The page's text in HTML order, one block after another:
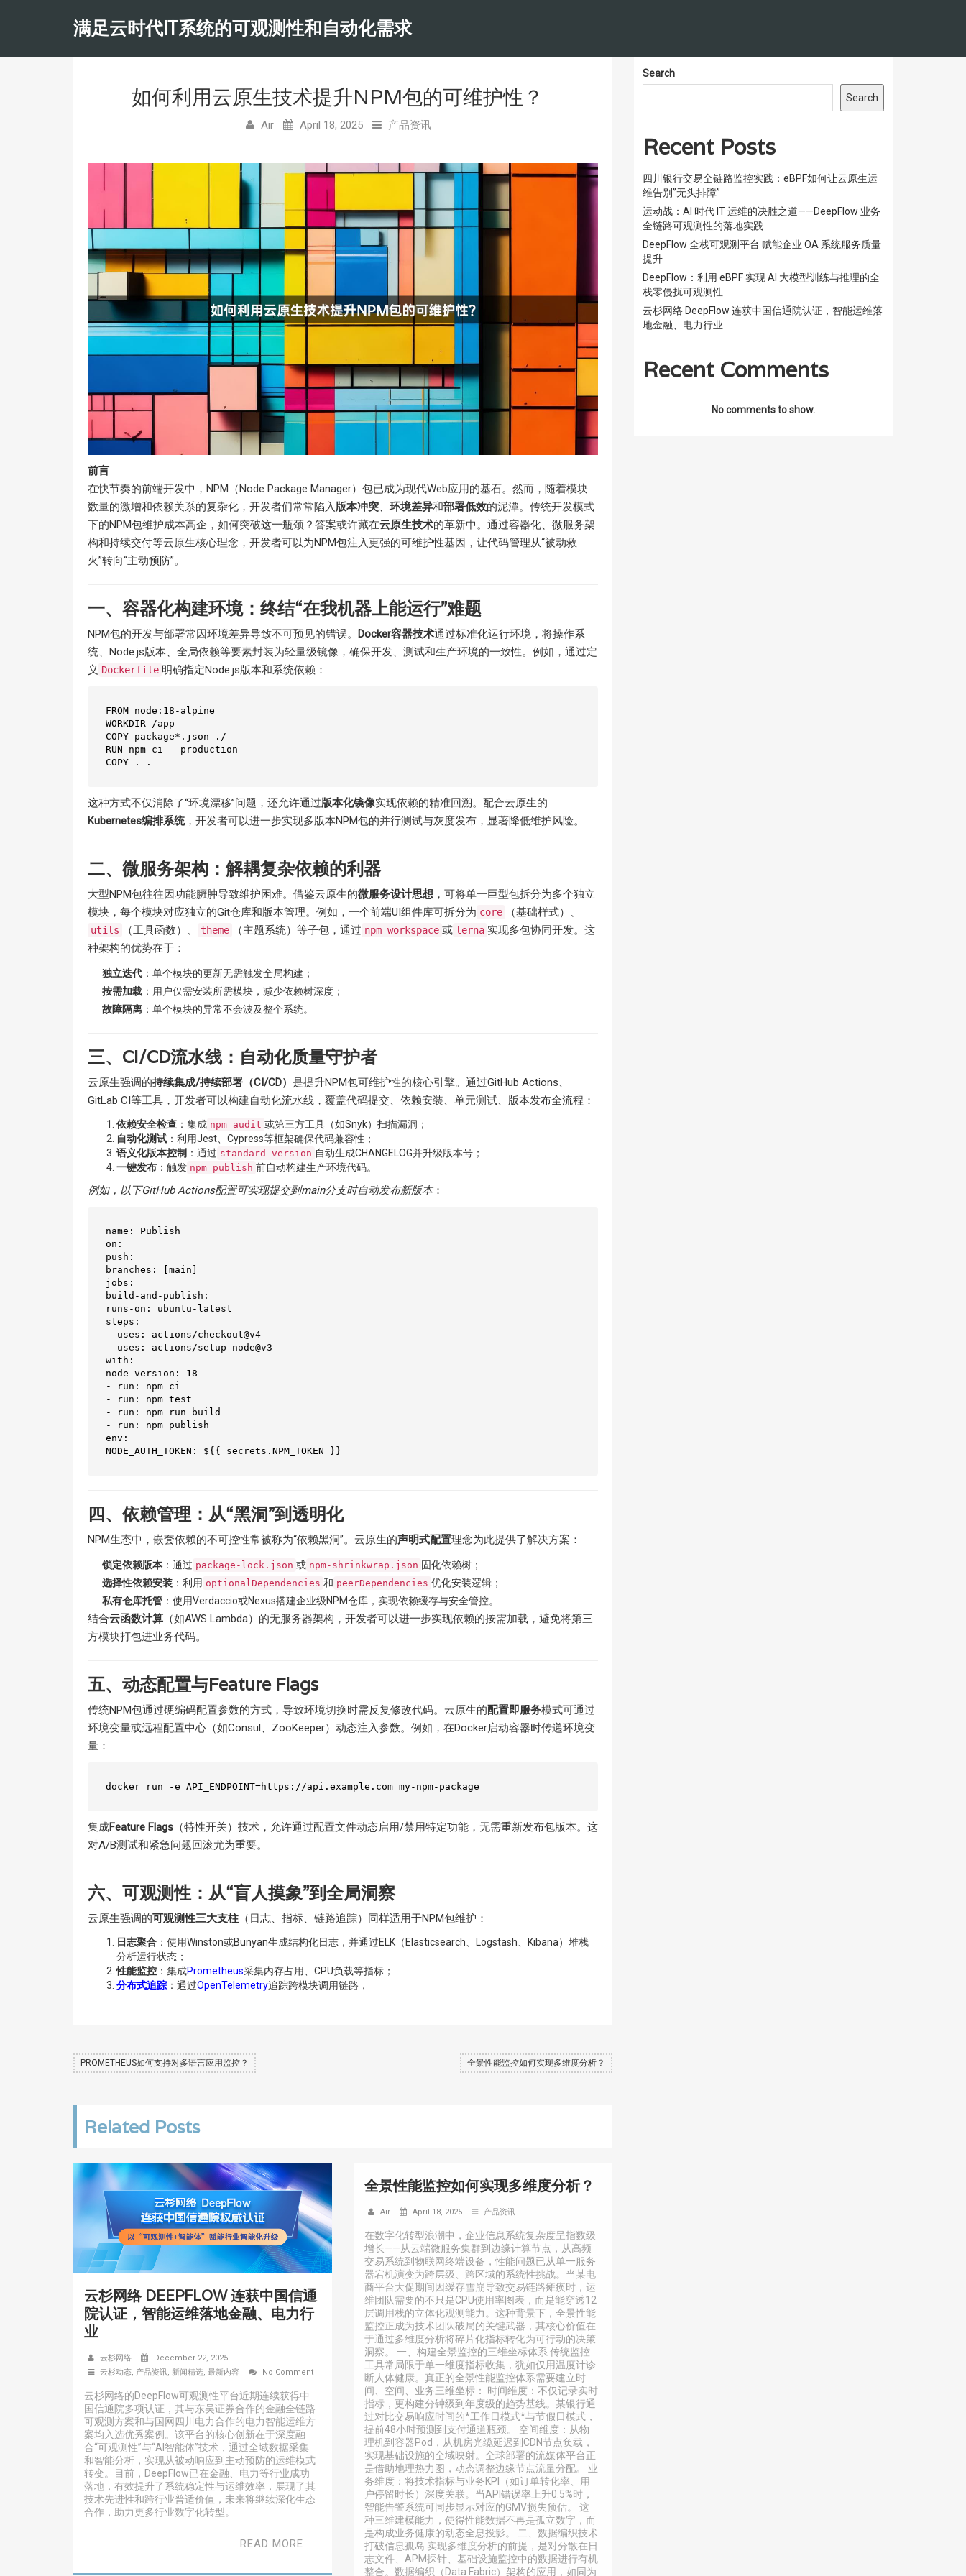
满足云时代IT系统的可观测性和自动化需求
如何利用云原生技术提升NPM包的可维护性？
Air April 18, 2025 产品资讯
前言
在快节奏的前端开发中，NPM（Node Package Manager）包已成为现代Web应用的基石。然而，随着模块
数量的激增和依赖关系的复杂化，开发者们常常陷入版本冲突、 环境差异和部署低效的泥潭。传统开发模式
下的NPM包维护成本高企，如何突破这一瓶颈？答案或许藏在云原生技术的革新中。通过容器化、微服务架
构和持续交付等云原生核心理念，开发者可以为NPM包注入更强的可维护性基因，让代码管理从“被动救
火”转向“主动预防”。
一、容器化构建环境：终结“在我机器上能运行”难题
NPM包的开发与部署常因环境差异导致不可预见的错误。 Docker容器技术通过标准化运行环境，将操作系
统、Node.js版本、全局依赖等要素封装为轻量级镜像，确保开发、测试和生产环境的一致性。例如，通过定
义 Dockerfile 明确指定Node.js版本和系统依赖：
FROM node:18-alpine
WORKDIR /app
COPY package*.json ./
RUN npm ci --production
这种方式不仅消除了“环境漂移”问题，还允许通过版本化镜像实现依赖的精准回溯。配合云原生的
Kubernetes编排系统，开发者可以进一步实现多版本NPM包的并行测试与灰度发布，显著降低维护风险。
二、微服务架构：解耦复杂依赖的利器
大型NPM包往往因功能臃肿导致维护困难。借鉴云原生的微服务设计思想 ，可将单一巨型包拆分为多个独立
模块，每个模块对应独立的Git仓库和版本管理。例如，一个前端UI组件库可拆分为 core （基础样式）、
utils （工具函数）、 theme （主题系统）等子包，通过 npm workspace 或 lerna 实现多包协同开发。这
种架构的优势在于：
独立迭代 ：单个模块的更新无需触发全局构建；
按需加载 ：用户仅需安装所需模块，减少依赖树深度；
故障隔离 ：单个模块的异常不会波及整个系统。
三、CI/CD流水线：自动化质量守护者
云原生强调的持续集成/持续部署（CI/CD） 是提升NPM包可维护性的核心引擎。通过GitHub Actions、
GitLab CI等工具，开发者可以构建自动化流水线，覆盖代码提交、依赖安装、单元测试、版本发布全流程：
依赖安全检查 ：集成 npm audit 或第三方工具（如Snyk）扫描漏洞；
自动化测试 ：利用Jest、Cypress等框架确保代码兼容性；
语义化版本控制 ：通过 standard-version 自动生成CHANGELOG并升级版本号；
一键发布 ：触发 npm publish 前自动构建生产环境代码。
例如，以下GitHub Actions配置可实现提交到main分支时自动发布新版本：
name: Publish
on:
push:
branches: [main]
jobs:
build-and-publish:
runs-on: ubuntu-latest
steps:
- uses: actions/checkout@v4
- uses: actions/setup-node@v3
with:
node-version: 18
- run: npm ci
- run: npm test
- run: npm run build
- run: npm publish
env:
四、依赖管理：从“黑洞”到透明化
NPM生态中，嵌套依赖的不可控性常被称为“依赖黑洞”。云原生的声明式配置理念为此提供了解决方案：
锁定依赖版本 ：通过 package-lock.json 或 npm-shrinkwrap.json 固化依赖树；
选择性依赖安装 ：利用 optionalDependencies 和 peerDependencies 优化安装逻辑；
私有仓库托管 ：使用Verdaccio或Nexus搭建企业级NPM仓库，实现依赖缓存与安全管控。
结合云函数计算 （如AWS Lambda）的无服务器架构，开发者可以进一步实现依赖的按需加载，避免将第三
方模块打包进业务代码。
五、动态配置与Feature Flags
传统NPM包通过硬编码配置参数的方式，导致环境切换时需反复修改代码。云原生的配置即服务模式可通过
环境变量或远程配置中心（如Consul、ZooKeeper）动态注入参数。例如，在Docker启动容器时传递环境变
量：
集成Feature Flags （特性开关）技术，允许通过配置文件动态启用/禁用特定功能，无需重新发布包版本。这
对A/B测试和紧急问题回滚尤为重要。
六、可观测性：从“盲人摸象”到全局洞察
云原生强调的可观测性三大支柱 （日志、指标、链路追踪）同样适用于NPM包维护：
日志聚合 ：使用Winston或Bunyan生成结构化日志，并通过ELK（Elasticsearch、Logstash、Kibana）堆栈
分析运行状态；
性能监控 ：集成Prometheus采集内存占用、CPU负载等指标；
分布式追踪 ：通过OpenTelemetry追踪跨模块调用链路，
PROMETHEUS如何支持对多语言应用监控？ 全景性能监控如何实现多维度分析？
Related Posts
云杉网络 DEEPFLOW 连获中国信通
院认证，智能运维落地金融、电力行
业
云杉网络
December 22, 2025
云杉动态, 产品资讯, 新闻精选, 最新内容 No Comment
云杉网络的DeepFlow可观测性平台近期连续获得中
国信通院多项认证，其与东吴证券合作的金融全链路
可观测方案和与国网四川电力合作的电力智能运维方
案均入选优秀案例。该平台的核心创新在于深度融
合“可观测性”与“AI智能体”技术，通过全域数据采集
和智能分析，实现从被动响应到主动预防的运维模式
转变。目前，DeepFlow已在金融、电力等行业成功
落地，有效提升了系统稳定性与运维效率，展现了其
技术先进性和跨行业普适价值，未来将继续深化生态
合作，助力更多行业数字化转型。
READ MORE
全景性能监控如何实现多维度分析？
Air April 18, 2025 产品资讯
在数字化转型浪潮中，企业信息系统复杂度呈指数级
增长——从云端微服务集群到边缘计算节点，从高频
交易系统到物联网终端设备，性能问题已从单一服务
器宕机演变为跨层级、跨区域的系统性挑战。当某电
商平台大促期间因缓存雪崩导致交易链路瘫痪时，运
维团队需要的不只是CPU使用率图表，而是能穿透12
层调用栈的立体化观测能力。这种背景下，全景性能
监控正成为技术团队破局的关键武器，其核心价值在
于通过多维度分析将碎片化指标转化为可行动的决策
洞察。 一、构建全景监控的三维坐标体系 传统监控
工具常局限于单一维度指标收集，犹如仅用温度计诊
断人体健康。真正的全景性能监控体系需要建立时
间、空间、业务三维坐标： 时间维度：不仅记录实时
指标，更构建分钟级到年度级的趋势基线。某银行通
过对比交易响应时间的*工作日模式*与节假日模式，
提前48小时预测到支付通道瓶颈。 空间维度：从物
理机到容器Pod，从机房光缆延迟到CDN节点负载，
实现基础设施的全域映射。全球部署的流媒体平台正
是借助地理热力图，动态调整边缘节点流量分配。 业
务维度：将技术指标与业务KPI（如订单转化率、用
户停留时长）深度关联。当API错误率上升0.5%时，
智能告警系统可同步显示对应的GMV损失预估。 这
种三维建模能力，使得性能数据不再是孤立数字，而
是构成业务健康的动态全息投影。 二、数据编织技术
打破信息孤岛 实现多维度分析的前提，是对分散在日
志文件、APM探针、基础设施监控中的数据进行有机
整合。数据编织（Data Fabric）架构的应用，如同为
Search
Search
Recent Posts
四川银行交易全链路监控实践：eBPF如何让云原生运
维告别”无头排障”
运动战：AI 时代 IT 运维的决胜之道——DeepFlow 业务
全链路可观测性的落地实践
DeepFlow 全栈可观测平台 赋能企业 OA 系统服务质量
提升
DeepFlow：利用 eBPF 实现 AI 大模型训练与推理的全
栈零侵扰可观测性
云杉网络 DeepFlow 连获中国信通院认证，智能运维落
地金融、电力行业
Recent Comments
No comments to show.